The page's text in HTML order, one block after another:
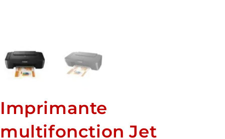
Imprimante
multifonction Jet